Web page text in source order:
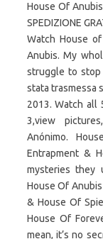
House Of
SPEDIZIONE
Watch House
Anubis. My
struggle to
stata trasmessa
2013. Watch all
3,view
Anónimo.
Entrapment &
mysteries they
House Of
& House Of
House Of
mean, it’s no